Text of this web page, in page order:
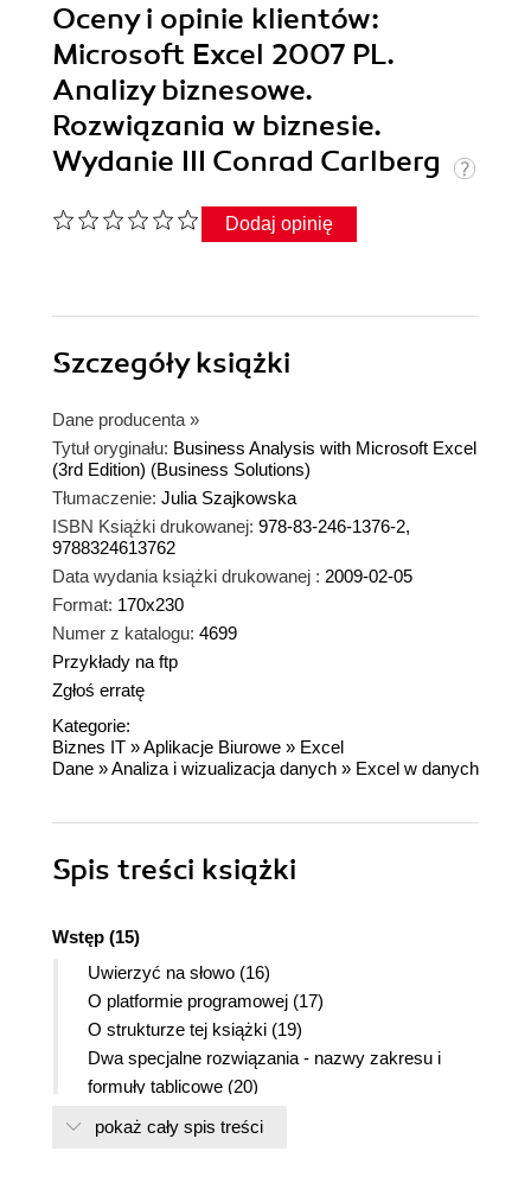
Oceny i opinie klientów:
Microsoft Excel 2007 PL.
Analizy biznesowe.
Rozwiązania w biznesie.
Wydanie III Conrad Carlberg
Dodaj opinię
Szczegółyksiążki
Dane producenta »
Tytuł oryginału: Business Analysis with Microsoft Excel
(3rd Edition) (Business Solutions)
Tłumaczenie: Julia Szajkowska
ISBN Książki drukowanej: 978-83-246-1376-2,
9788324613762
Data wydania książki drukowanej : 2009-02-05
Format: 170x230
Numer z katalogu: 4699
Przykłady na ftp
Zgłoś erratę
Kategorie:
Biznes IT »Aplikacje Biurowe » Excel
Dane »Analiza i wizualizacja danych » Excel w danych
Spis treści książki
Wstęp (15)
Uwierzyć na słowo (16)
O platformie programowej (17)
O strukturze tej książki (19)
Dwa specjalne rozwiązania - nazwy zakresu i
formuły tablicowe (20)
Przypisywanie nazwy (20)
pokaż cały spis treści